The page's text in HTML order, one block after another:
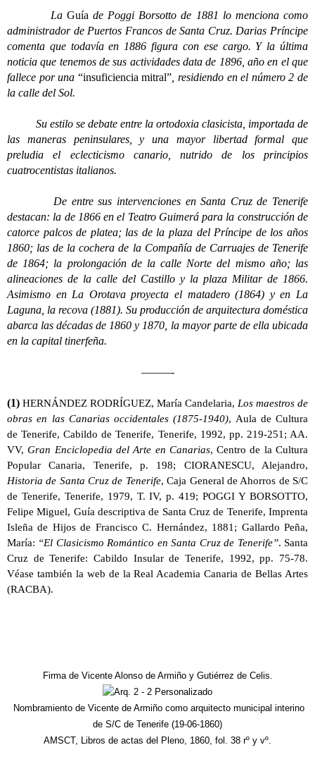
La Guía de Poggi Borsotto de 1881 lo menciona como
administrador de Puertos Francos de Santa Cruz. Darias Príncipe
comenta que todavía en 1886 figura con ese cargo. Y la última
noticia que tenemos de sus actividades data de 1896, año en el que
fallece por una “insuficiencia mitral” , residiendo en el número 2 de
la calle del Sol.
Su estilo se debate entre la ortodoxia clasicista, importada de
las maneras peninsulares, y una mayor libertad formal que
preludia el eclecticismo canario, nutrido de los principios
cuatrocentistas italianos.
De entre sus intervenciones en Santa Cruz de Tenerife
destacan: la de 1866 en el Teatro Guimerá para la construcción de
catorce palcos de platea; las de la plaza del Príncipe de los años
1860; las de la cochera de la Compañía de Carruajes de Tenerife
de 1864; la prolongación de la calle Norte del mismo año; las
alineaciones de la calle del Castillo y la plaza Militar de 1866.
Asimismo en La Orotava proyecta el matadero (1864) y en La
Laguna, la recova (1881). Su producción de arquitectura doméstica
abarca las décadas de 1860 y 1870, la mayor parte de ella ubicada
en la capital tinerfeña.
———-
(1) HERNÁNDEZ RODRÍGUEZ, María Candelaria, Los maestros de
obras en las Canarias occidentales (1875-1940), Aula de Cultura
de Tenerife, Cabildo de Tenerife, Tenerife, 1992, pp. 219-251; AA.
VV,Gran Enciclopedia del Arte en Canarias, Centro de la Cultura
Popular Canaria, Tenerife, p. 198; CIORANESCU, Alejandro,
Historia de Santa Cruz de Tenerife, Caja General de Ahorros de S/C
de Tenerife, Tenerife, 1979, T. IV, p. 419; POGGI Y BORSOTTO,
Felipe Miguel, Guía descriptiva de Santa Cruz de Tenerife, Imprenta
Isleña de Hijos de Francisco C. Hernández, 1881; Gallardo Peña,
María: “El Clasicismo Romántico en Santa Cruz de Tenerife”. Santa
Cruz de Tenerife: Cabildo Insular de Tenerife, 1992, pp. 75-78.
Véase también la web de la Real Academia Canaria de Bellas Artes
(RACBA).
Firma de Vicente Alonso de Armiño y Gutiérrez de Celis.
Nombramiento de Vicente de Armiño como arquitecto municipal interino
de S/C de Tenerife (19-06-1860)
AMSCT, Libros de actas del Pleno, 1860, fol. 38 rº y vº.